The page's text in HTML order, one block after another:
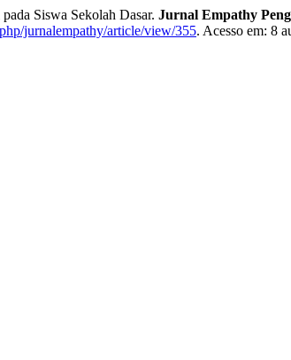
Siswa Sekolah Dasar. Jurnal Empathy
jurnalempathy/article/view/355. Acesso em: 8